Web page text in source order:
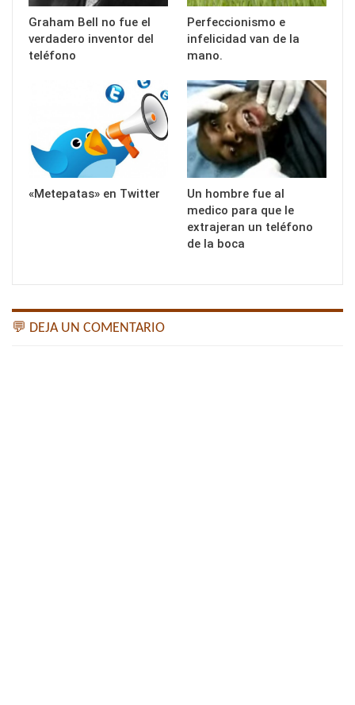
Graham Bell no fue el
verdadero inventor del
teléfono
Perfeccionismo e
infelicidad van de la
mano.
«Metepatas» en Twitter
Un hombre fue al
medico para que le
extrajeran un teléfono
de la boca
💬 DEJA UN COMENTARIO